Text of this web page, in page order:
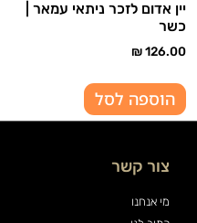
יין אדום לזכר ניתאי עמאר |
כשר
₪126.00
הוספה לסל
צור קשר
מי אנחנו